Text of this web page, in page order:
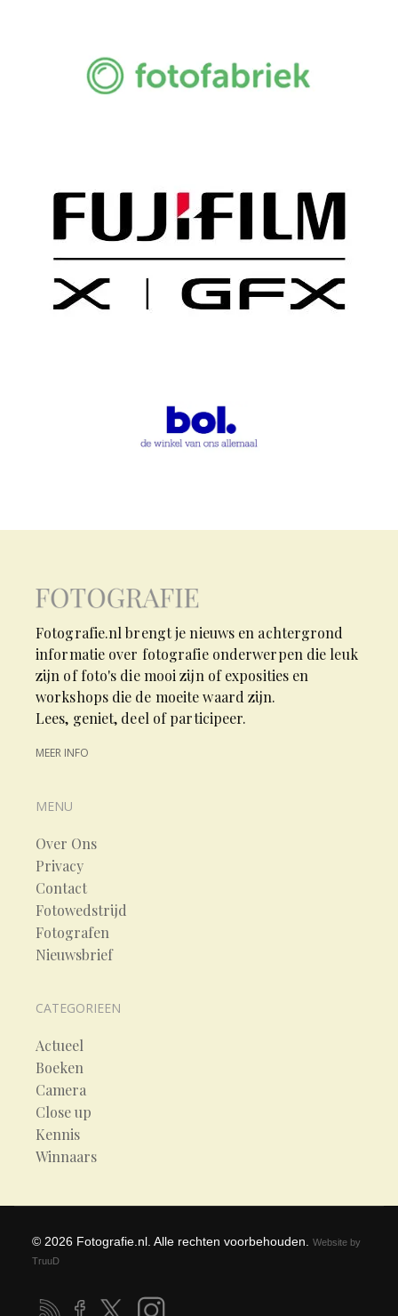
Fotografie.nl brengt je nieuws en achtergrond
informatie over fotografie onderwerpen die leuk
zijn of foto's die mooi zijn of exposities en
workshops die de moeite waard zijn.
Lees, geniet, deel of participeer.
MEER INFO
MENU
Over Ons
Privacy
Contact
Fotowedstrijd
Fotografen
Nieuwsbrief
CATEGORIEEN
Actueel
Boeken
Camera
Close up
Kennis
Winnaars
© 2026 Fotografie.nl. Alle rechten voorbehouden.
Website by
TruuD